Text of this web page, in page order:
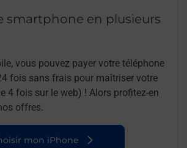
smartphone en plusieurs
vous pouvez payer votre téléphone
fois sans frais pour maîtriser votre
4 fois sur le web) ! Alors profitez-en
offres.
mon iPhone